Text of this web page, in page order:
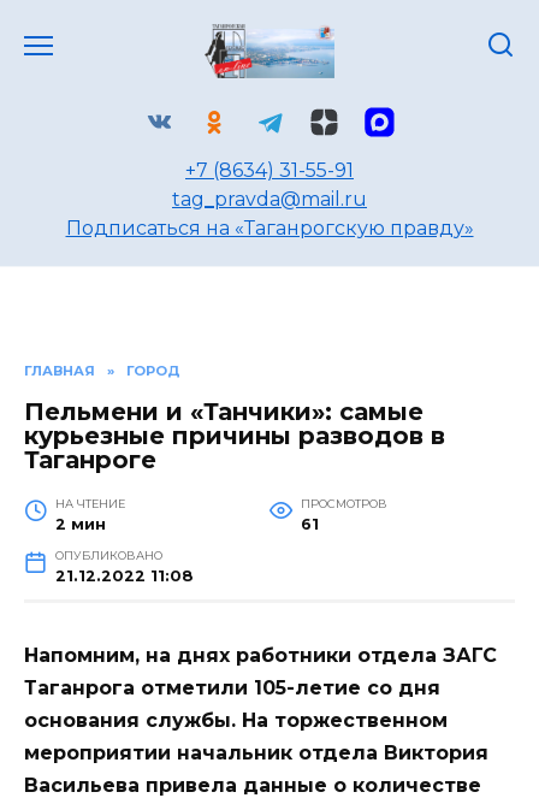
+7 (8634) 31-55-91
tag_pravda@mail.ru
Подписаться на «Таганрогскую правду»
ГЛАВНАЯ » ГОРОД
Пельмени и «Танчики»: самые
курьезные причины разводов в
Таганроге
НА ЧТЕНИЕ
2 мин
ПРОСМОТРОВ
61
ОПУБЛИКОВАНО
21.12.2022 11:08
Напомним, на днях работники отдела ЗАГС
Таганрога отметили 105-летие со дня
основания службы. На торжественном
мероприятии начальник отдела Виктория
Васильева привела данные о количестве